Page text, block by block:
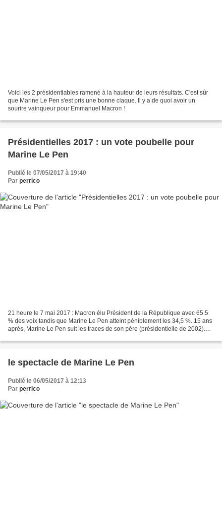
Voici les 2 présidentiables ramené à la hauteur de leurs résultats. C'est sûr
que Marine Le Pen s'est pris une bonne claque. Il y a de quoi avoir un
sourire vainqueur pour Emmanuel Macron !
Présidentielles 2017 : un vote poubelle pour
Marine Le Pen
Publié le 07/05/2017 à 19:40
Par perrico
21 heure le 7 mai 2017 : Macron élu Président de la République avec 65.5
% des voix tandis que Marine Le Pen atteint péniblement les 34,5 %. 15 ans
après, Marine Le Pen suit les traces de son père (présidentielle de 2002).
le spectacle de Marine Le Pen
Publié le 06/05/2017 à 12:13
Par perrico